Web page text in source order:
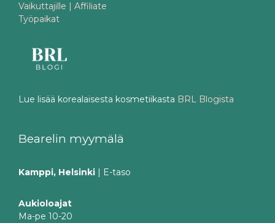
Vaikuttajille | Affiliate
Työpaikat
Lue lisää korealaisesta kosmetiikasta BRL Blogista
Bearelin myymälä
Kamppi, Helsinki | E-taso
Aukioloajat
Ma-pe 10-20